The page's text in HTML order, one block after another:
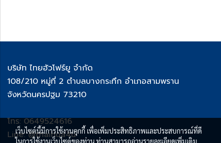
บริษัท ไทยฮัวโฟร์ยู จำกัด
108/210 หมู่ที่ 2 ตำบลบางกระทึก อำเภอสามพราน
จังหวัดนครปฐม 73210
โทร: 0649524616
Line: @thaihua4u
เว็บไซต์นี้มีการใช้งานคุกกี้ เพื่อเพิ่มประสิทธิภาพและประสบการณ์ที่ดี
ในการใช้งานเว็บไซต์ของท่าน ท่านสามารถอ่านรายละเอียดเพิ่มเติม